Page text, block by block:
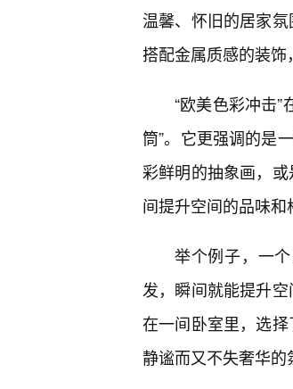
温馨、怀旧的居家
搭配金属质感的装饰
“欧美色彩冲击
筒”。它更强调的是
彩鲜明的抽象画，
间提升空间的品味和
举个例子，一
发，瞬间就能提升
在一间卧室里，选
静谧而又不失奢华的